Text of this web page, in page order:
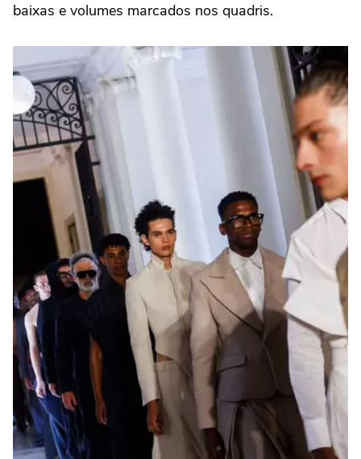
baixas e volumes marcados nos quadris.